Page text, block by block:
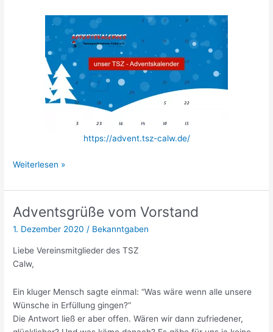
https://advent.tsz-calw.de/
Adventskalender
Weiterlesen »
Adventsgrüße vom Vorstand
1. Dezember 2020/ Bekanntgaben
Liebe Vereinsmitglieder des TSZ
Calw,
Ein kluger Mensch sagte einmal: “Was wäre wenn alle unsere
Wünsche in Erfüllung gingen?“
Die Antwort ließ er aber offen. Wären wir dann zufriedener,